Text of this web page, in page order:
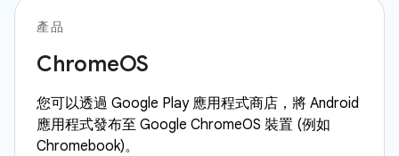
產品
ChromeOS
您可以透過 Google Play 應用程式商店，將 Android
應用程式發布至 Google ChromeOS 裝置 (例如
Chromebook)。